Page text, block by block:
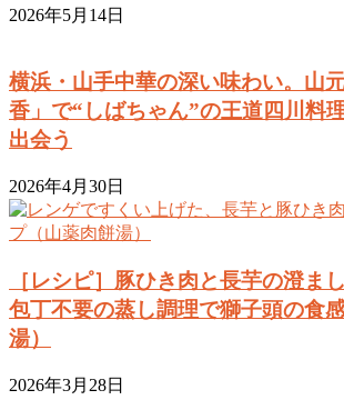
2026年5月14日
横浜・山手中華の深い味わい。山
香」で“しばちゃん”の王道四川料
出会う
2026年4月30日
［レシピ］豚ひき肉と長芋の澄ま
包丁不要の蒸し調理で獅子頭の食
湯）
2026年3月28日